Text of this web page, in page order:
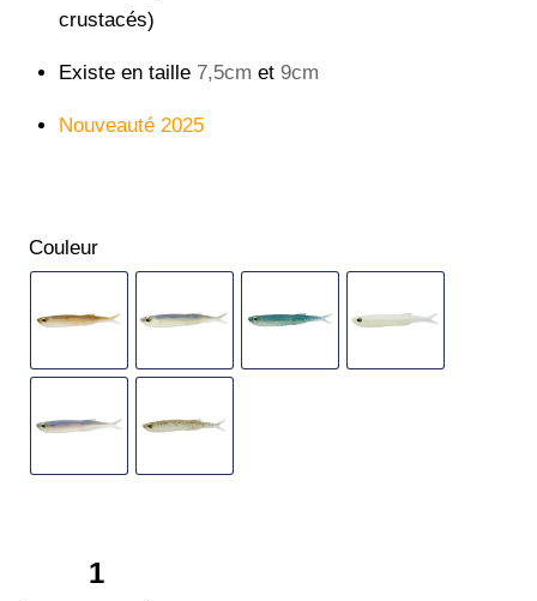
crustacés)
Existe en taille 7,5cm et9cm
Nouveauté 2025
Couleur
quantité